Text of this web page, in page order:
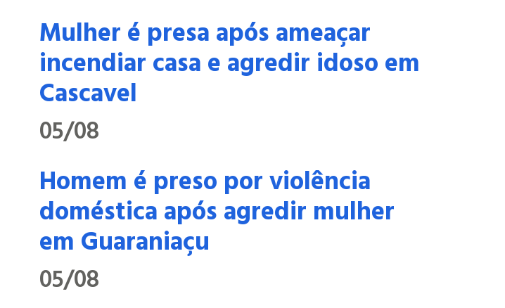
Mulher é presa após ameaçar
incendiar casa e agredir idoso em
Cascavel
05/08
Homem é preso por violência
doméstica após agredir mulher
em Guaraniaçu
05/08